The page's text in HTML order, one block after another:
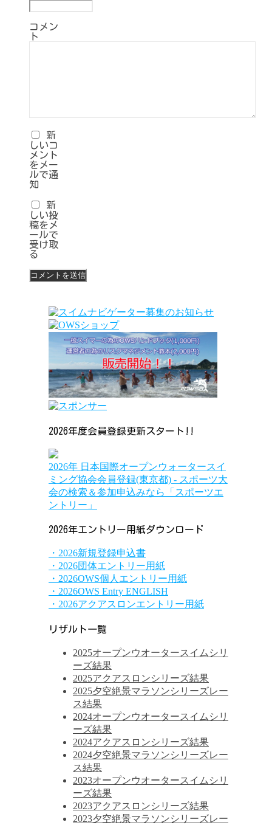
コメン
ト
新
しいコ
メント
をメー
ルで通
知
新
しい投
稿をメ
ールで
受け取
る
2026年度会員登録更新スタート!!
2026年 日本国際オープンウォータースイ
ミング協会会員登録(東京都) - スポーツ大
会の検索＆参加申込みなら「スポーツエ
ントリー」
2026年エントリー用紙ダウンロード
・2026新規登録申込書
・2026団体エントリー用紙
・2026OWS個人エントリー用紙
・2026OWS Entry ENGLISH
・2026アクアスロンエントリー用紙
リザルト一覧
2025オープンウオータースイムシリ
ーズ結果
2025アクアスロンシリーズ結果
2025夕空絶景マラソンシリーズレー
ス結果
2024オープンウオータースイムシリ
ーズ結果
2024アクアスロンシリーズ結果
2024夕空絶景マラソンシリーズレー
ス結果
2023オープンウオータースイムシリ
ーズ結果
2023アクアスロンシリーズ結果
2023夕空絶景マラソンシリーズレー